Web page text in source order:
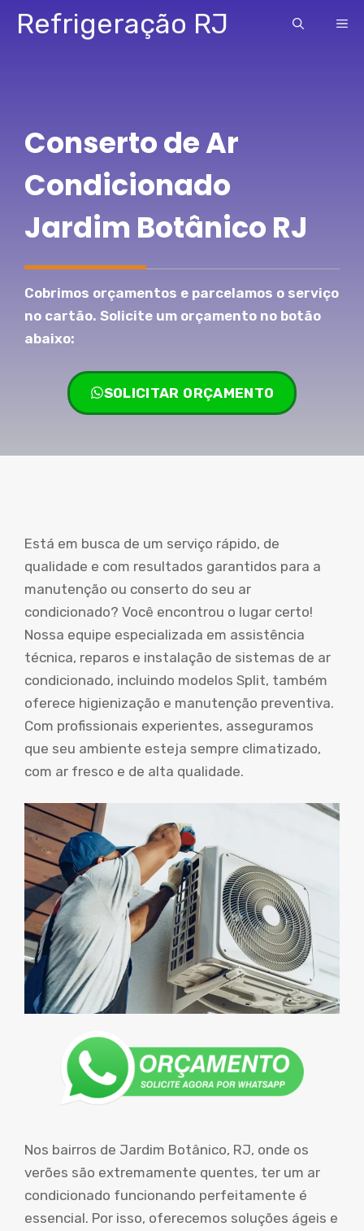
Pular
paraRefrigeração RJ
Conserto de Ar
Condicionado
Jardim Botânico RJ
Cobrimos orçamentos e parcelamos o serviço
no cartão. Solicite um orçamento no botão
abaixo:
SOLICITAR ORÇAMENTO
Está em busca de um serviço rápido, de
qualidade e com resultados garantidos para a
manutenção ou conserto do seu ar
condicionado? Você encontrou o lugar certo!
Nossa equipe especializada em assistência
técnica, reparos e instalação de sistemas de ar
condicionado, incluindo modelos Split, também
oferece higienização e manutenção preventiva.
Com profissionais experientes, asseguramos
que seu ambiente esteja sempre climatizado,
com ar fresco e de alta qualidade.
Nos bairros de Jardim Botânico, RJ, onde os
verões são extremamente quentes, ter um ar
condicionado funcionando perfeitamente é
essencial. Por isso, oferecemos soluções ágeis e